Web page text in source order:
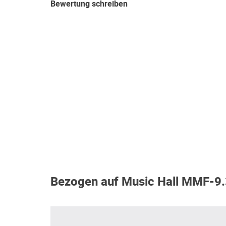
Bewertung schreiben
Bezogen auf Music Hall MMF-